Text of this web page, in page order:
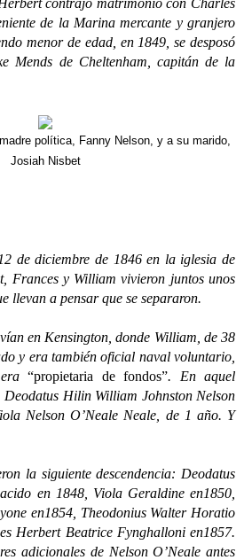
contrajo matrimonio con Charles
de la Marina mercante y granjero
menor de edad, en 1849, se desposó
Mends de Cheltenham, capitán de la
política, Fanny Nelson, y a su marido,
Josiah Nisbet
diciembre de 1846 en la iglesia de
Frances y William vivieron juntos unos
llevan a pensar que se separaron.
en Kensington, donde William, de 38
y era también oficial naval voluntario,
“propietaria de fondos”. En aquel
Deodatus Hilin William Johnston Nelson
Nelson O’Neale Neale, de 1 año. Y
siguiente descendencia: Deodatus
en 1848, Viola Geraldine en1850,
en1854, Theodonius Walter Horatio
Herbert Beatrice Fynghalloni en1857.
adicionales de Nelson O’Neale antes